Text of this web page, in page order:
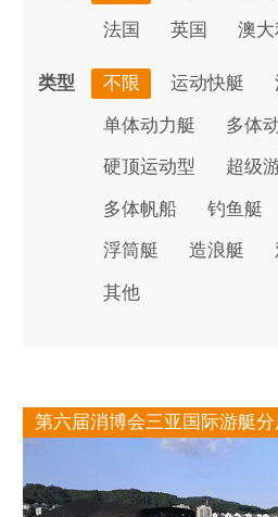
法国 英国 澳大
类型 不限 运动快艇
单体动力艇 多体
硬顶运动型 超级
多体帆船 钓鱼艇
浮筒艇 造浪艇
其他
第六届消博会三亚国际游艇